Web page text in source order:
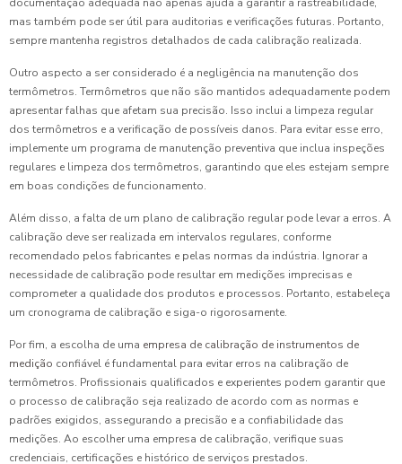
documentação adequada não apenas ajuda a garantir a rastreabilidade,
mas também pode ser útil para auditorias e verificações futuras. Portanto,
sempre mantenha registros detalhados de cada calibração realizada.
Outro aspecto a ser considerado é a negligência na manutenção dos
termômetros. Termômetros que não são mantidos adequadamente podem
apresentar falhas que afetam sua precisão. Isso inclui a limpeza regular
dos termômetros e a verificação de possíveis danos. Para evitar esse erro,
implemente um programa de manutenção preventiva que inclua inspeções
regulares e limpeza dos termômetros, garantindo que eles estejam sempre
em boas condições de funcionamento.
Além disso, a falta de um plano de calibração regular pode levar a erros. A
calibração deve ser realizada em intervalos regulares, conforme
recomendado pelos fabricantes e pelas normas da indústria. Ignorar a
necessidade de calibração pode resultar em medições imprecisas e
comprometer a qualidade dos produtos e processos. Portanto, estabeleça
um cronograma de calibração e siga-o rigorosamente.
Por fim, a escolha de uma empresa de calibração de instrumentos de
medição confiável é fundamental para evitar erros na calibração de
termômetros. Profissionais qualificados e experientes podem garantir que
o processo de calibração seja realizado de acordo com as normas e
padrões exigidos, assegurando a precisão e a confiabilidade das
medições. Ao escolher uma empresa de calibração, verifique suas
credenciais, certificações e histórico de serviços prestados.